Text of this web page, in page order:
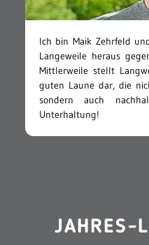
Ich bin Maik Zehrfeld
Langeweile heraus
Mittlerweile stellt
guten Laune dar, die
sondern auch
Unterhaltung!
JAHRES-